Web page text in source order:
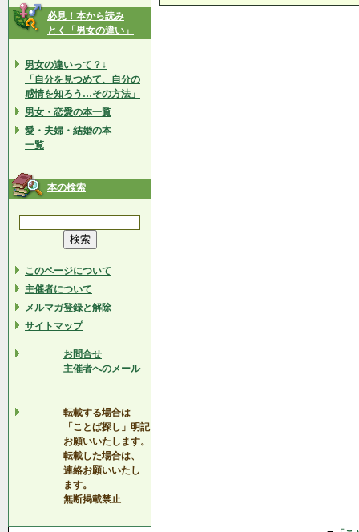
必見！本から読み
とく「男女の違い」
男女の違いって？↓
「自分を見つめて、自分の
感情を知ろう…その方法」
男女・恋愛の本一覧
愛・夫婦・結婚の本
一覧
本の検索
このページについて
主催者について
メルマガ登録と解除
サイトマップ
お問合せ
主催者へのメール
転載する場合は
「ことば探し」明記
お願いいたします。
転載した場合は、
連絡お願いいたし
ます。
無断掲載禁止